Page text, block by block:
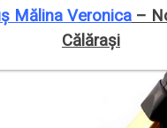
Mălina Veronica–
Călăraşi